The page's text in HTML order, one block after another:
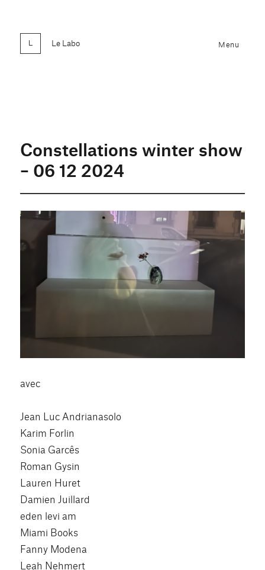
Le Labo Menu
Constellations winter show
– 06 12 2024
avec
Jean Luc Andrianasolo
Karim Forlin
Sonia Garcês
Roman Gysin
Lauren Huret
Damien Juillard
eden levi am
Miami Books
Fanny Modena
Leah Nehmert